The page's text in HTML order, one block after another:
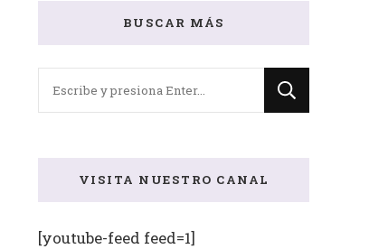
BUSCAR MÁS
VISITA NUESTRO CANAL
[youtube-feed feed=1]